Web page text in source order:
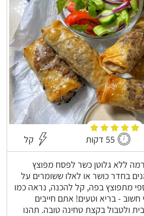
55 דקות קל
ללא גלוטן כשר לפסח מפוצץ
בחדר כושר או לאלו ששומרים על
מתפוצץ בפה, קל להכנה, נראה כמו
- בריא וטעים! אתם חייבים
ולטבול בקצת טחינה טובה. תהנו